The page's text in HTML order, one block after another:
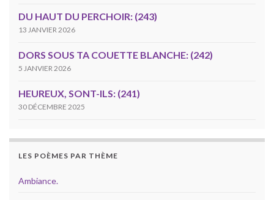
DU HAUT DU PERCHOIR: (243)
13 JANVIER 2026
DORS SOUS TA COUETTE BLANCHE: (242)
5 JANVIER 2026
HEUREUX, SONT-ILS: (241)
30 DÉCEMBRE 2025
LES POÈMES PAR THÈME
Ambiance.